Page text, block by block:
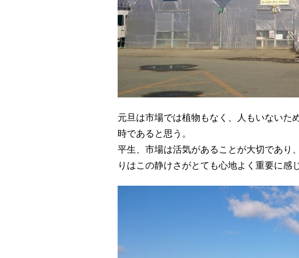
元旦は市場では植物もなく、人もいないた
時であると思う。
平生、市場は活気があることが大切であり
りはこの静けさがとても心地よく重要に感